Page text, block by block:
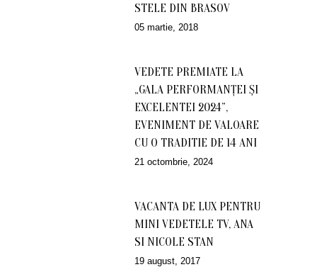
STELE DIN BRASOV
05 martie, 2018
VEDETE PREMIATE LA
„GALA PERFORMANŢEI ŞI
EXCELENTEI 2024”,
EVENIMENT DE VALOARE
CU O TRADITIE DE 14 ANI
21 octombrie, 2024
VACANTA DE LUX PENTRU
MINI VEDETELE TV, ANA
SI NICOLE STAN
19 august, 2017